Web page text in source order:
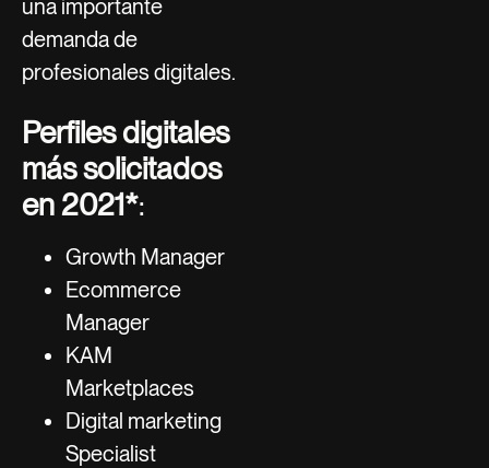
una importante
demanda de
profesionales digitales.
Perfiles digitales
más solicitados
en 2021*:
Growth Manager
Ecommerce
Manager
KAM
Marketplaces
Digital marketing
Specialist